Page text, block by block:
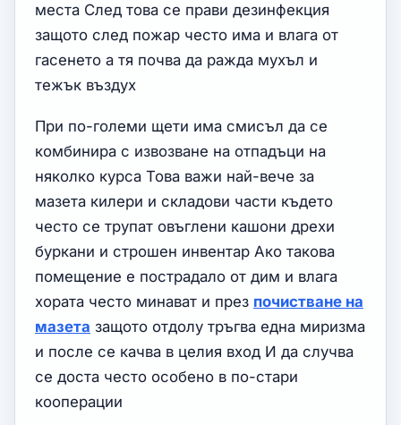
места След това се прави дезинфекция
защото след пожар често има и влага от
гасенето а тя почва да ражда мухъл и
тежък въздух
При по-големи щети има смисъл да се
комбинира с извозване на отпадъци на
няколко курса Това важи най-вече за
мазета килери и складови части където
често се трупат овъглени кашони дрехи
буркани и строшен инвентар Ако такова
помещение е пострадало от дим и влага
хората често минават и през почистване на
мазета защото отдолу тръгва една миризма
и после се качва в целия вход И да случва
се доста често особено в по-стари
кооперации